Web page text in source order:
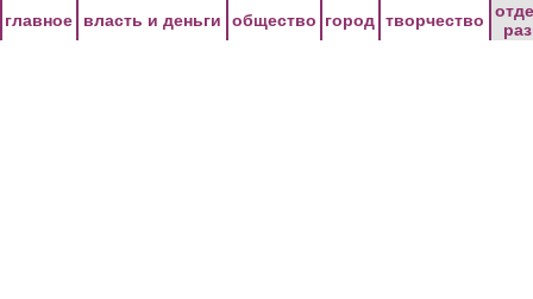
главное власть и деньги общество город творчество